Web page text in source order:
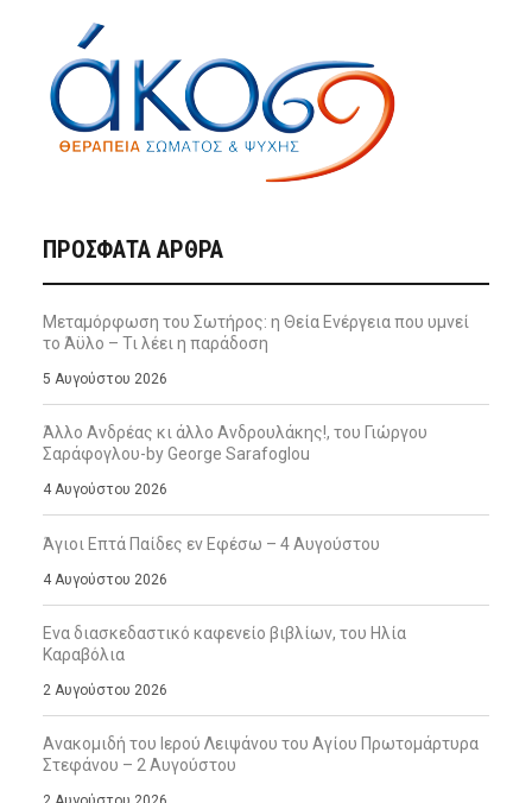
ΠΡΌΣΦΑΤΑ ΆΡΘΡΑ
Μεταμόρφωση του Σωτήρος: η Θεία Ενέργεια που υμνεί
το Άϋλο – Τι λέει η παράδοση
5 Αυγούστου 2026
Άλλο Ανδρέας κι άλλο Ανδρουλάκης!, του Γιώργου
Σαράφογλου-by George Sarafoglou
4 Αυγούστου 2026
Άγιοι Επτά Παίδες εν Εφέσω – 4 Αυγούστου
4 Αυγούστου 2026
Ενα διασκεδαστικό καφενείο βιβλίων, του Ηλία
Καραβόλια
2 Αυγούστου 2026
Ανακομιδή του Ιερού Λειψάνου του Αγίου Πρωτομάρτυρα
Στεφάνου – 2 Αυγούστου